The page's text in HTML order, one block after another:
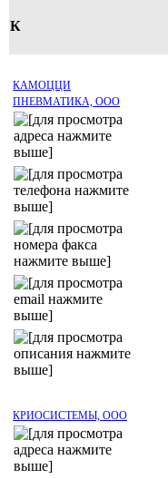
К
КАМОЦЦИ
ПНЕВМАТИКА, ООО
КРИОСИСТЕМЫ, ООО